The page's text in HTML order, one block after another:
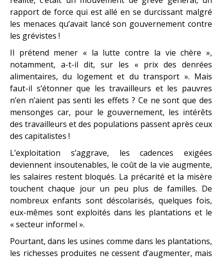
rapport de force qui est allé en se durcissant malgré
les menaces qu’avait lancé son gouvernement contre
les grévistes !
Il prétend mener « la lutte contre la vie chère »,
notamment, a-t-il dit, sur les « prix des denrées
alimentaires, du logement et du transport ». Mais
faut-il s’étonner que les travailleurs et les pauvres
n’en n’aient pas senti les effets ? Ce ne sont que des
mensonges car, pour le gouvernement, les intérêts
des travailleurs et des populations passent après ceux
des capitalistes !
L’exploitation s’aggrave, les cadences exigées
deviennent insoutenables, le coût de la vie augmente,
les salaires restent bloqués. La précarité et la misère
touchent chaque jour un peu plus de familles. De
nombreux enfants sont déscolarisés, quelques fois,
eux-mêmes sont exploités dans les plantations et le
« secteur informel ».
Pourtant, dans les usines comme dans les plantations,
les richesses produites ne cessent d’augmenter, mais